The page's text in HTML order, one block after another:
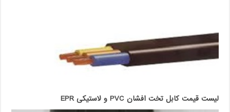
لیست قیمت کابل تخت افشان PVC و لاستیکی EPR